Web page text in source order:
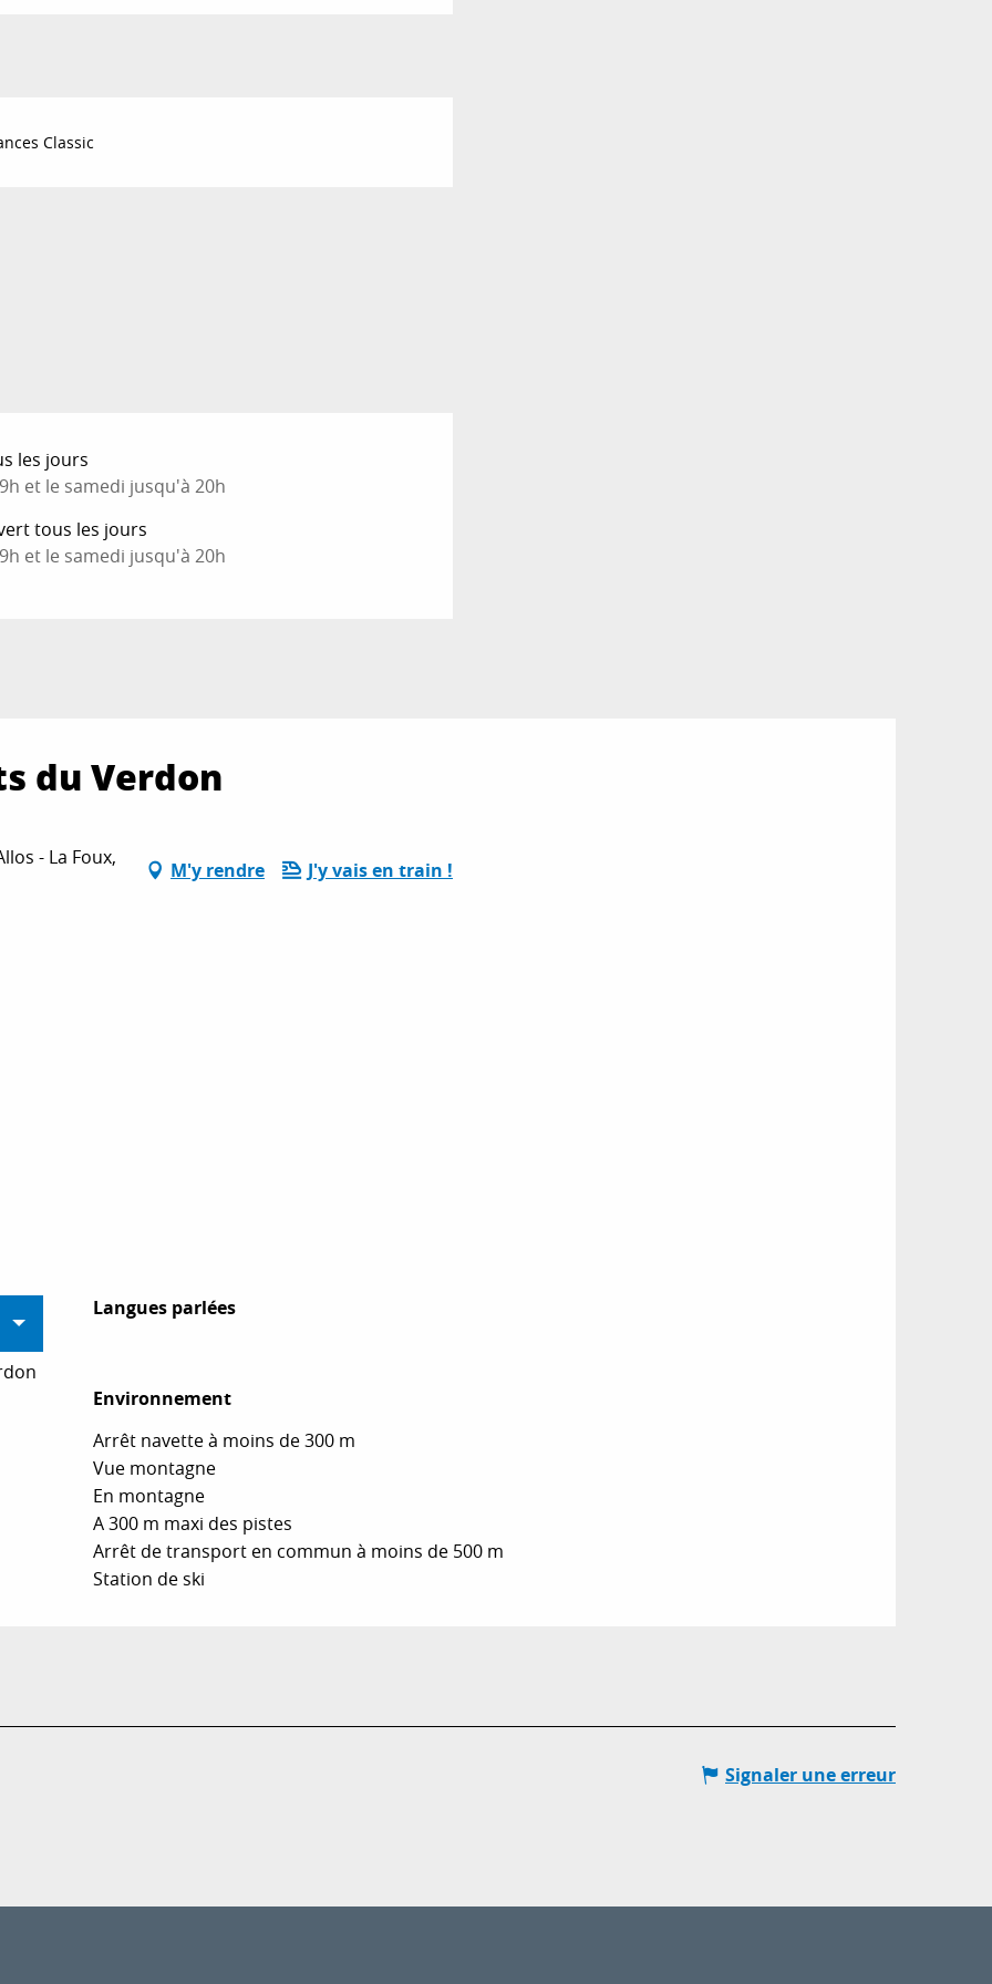
Classic
les jours
et le samedi jusqu'à 20h
tous les jours
et le samedi jusqu'à 20h
du Verdon
- La Foux,
M'y rendre J'y vais en train !
Langues parlées
Langues parlées
Environnement
Environnement
Arrêt navette à moins de 300 m
Vue montagne
En montagne
A 300 m maxi des pistes
Arrêt de transport en commun à moins de 500 m
Station de ski
Signaler une erreur